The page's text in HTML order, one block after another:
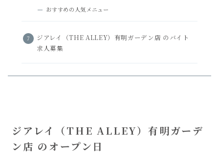
おすすめの人気メニュー
ジアレイ（THE ALLEY）有明ガーデン店 のバイト
求人募集
ジアレイ（THE ALLEY）有明ガーデ
ン店 のオープン日